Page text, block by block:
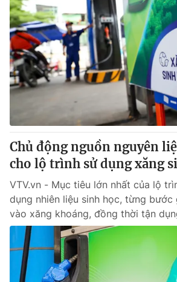
Chủ động nguồn nguyên
cho lộ trình sử dụng xăng
VTV.vn - Mục tiêu lớn nhất của lộ
dụng nhiên liệu sinh học, từng bước
vào xăng khoáng, đồng thời tận